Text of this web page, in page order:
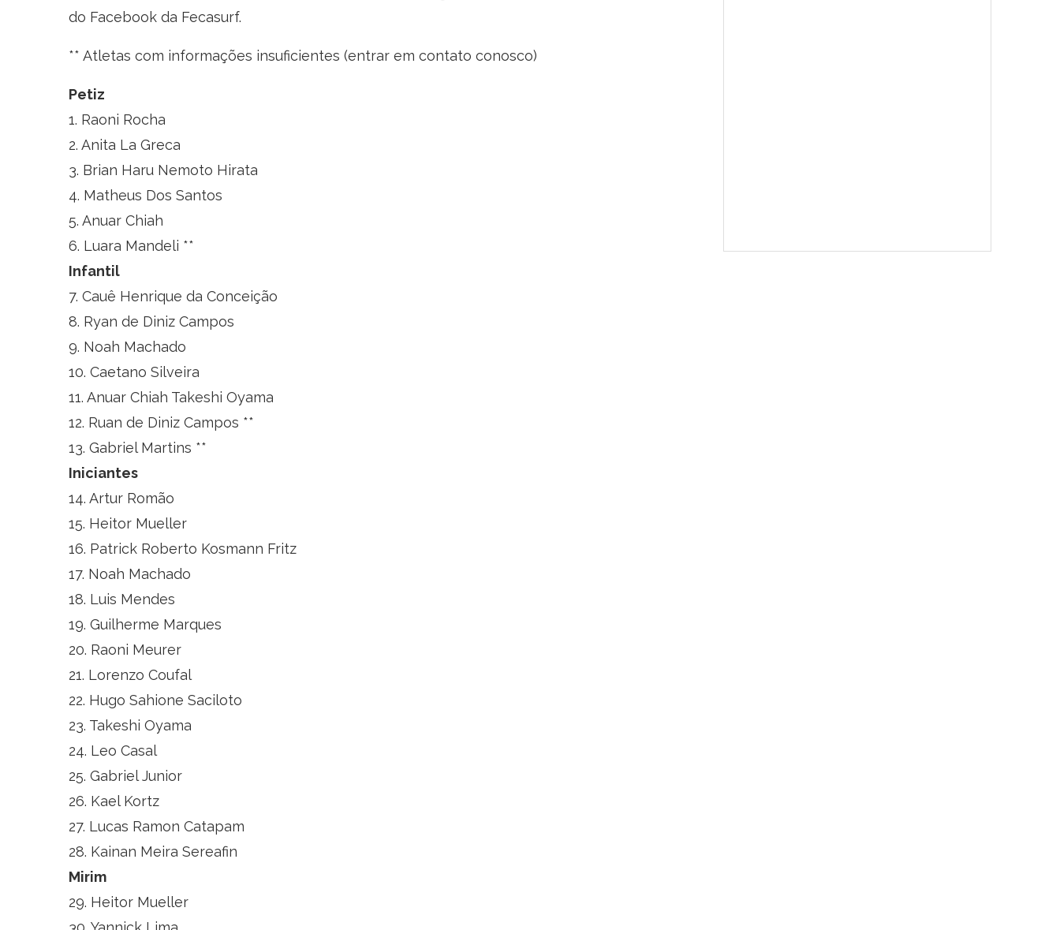
do Facebook da Fecasurf.
** Atletas com informações insuficientes (entrar em contato conosco)
Petiz
1. Raoni Rocha
2. Anita La Greca
3. Brian Haru Nemoto Hirata
4. Matheus Dos Santos
5. Anuar Chiah
6. Luara Mandeli **
Infantil
7. Cauê Henrique da Conceição
8. Ryan de Diniz Campos
9. Noah Machado
10. Caetano Silveira
11. Anuar Chiah Takeshi Oyama
12. Ruan de Diniz Campos **
13. Gabriel Martins **
Iniciantes
14. Artur Romão
15. Heitor Mueller
16. Patrick Roberto Kosmann Fritz
17. Noah Machado
18. Luis Mendes
19. Guilherme Marques
20. Raoni Meurer
21. Lorenzo Coufal
22. Hugo Sahione Saciloto
23. Takeshi Oyama
24. Leo Casal
25. Gabriel Junior
26. Kael Kortz
27. Lucas Ramon Catapam
28. Kainan Meira Sereafin
Mirim
29. Heitor Mueller